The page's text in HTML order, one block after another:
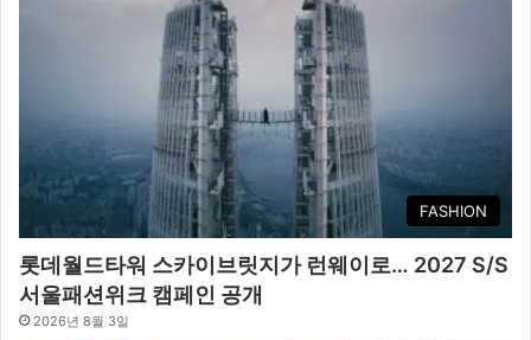
FASHION
롯데월드타워 스카이브릿지가 런웨이로… 2027 S/S
서울패션위크 캠페인 공개
2026년 8월 3일